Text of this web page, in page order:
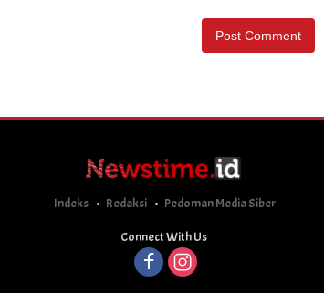
Indeks Redaksi Pedoman Media Siber
Connect With Us